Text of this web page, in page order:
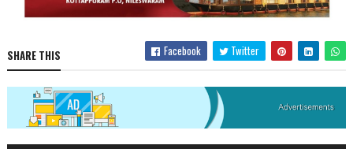
SHARE THIS Facebook Twitter